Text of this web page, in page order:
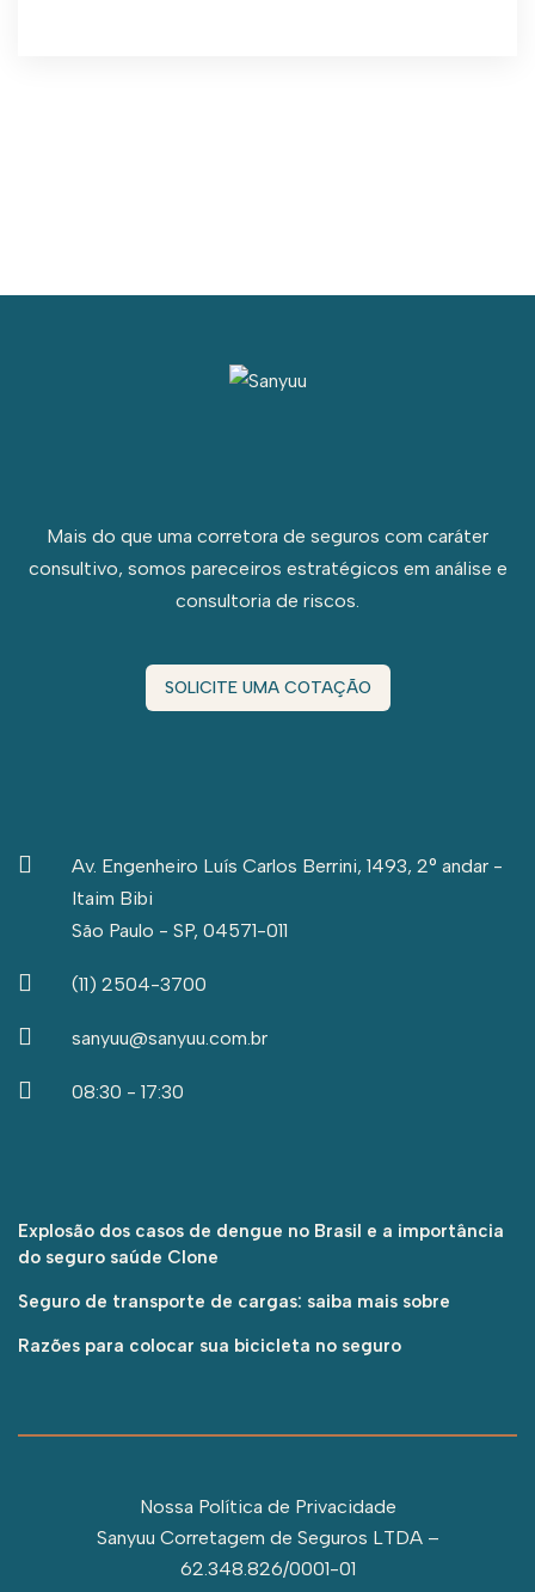
Mais do que uma corretora de seguros com caráter
consultivo, somos pareceiros estratégicos em análise e
consultoria de riscos.
SOLICITE UMA COTAÇÃO
Av. Engenheiro Luís Carlos Berrini, 1493, 2° andar -
Itaim Bibi
São Paulo - SP, 04571-011
(11) 2504-3700
sanyuu@sanyuu.com.br
08:30 - 17:30
Explosão dos casos de dengue no Brasil e a importância
do seguro saúde Clone
Seguro de transporte de cargas: saiba mais sobre
Razões para colocar sua bicicleta no seguro
Nossa Política de Privacidade
Sanyuu Corretagem de Seguros LTDA –
62.348.826/0001-01